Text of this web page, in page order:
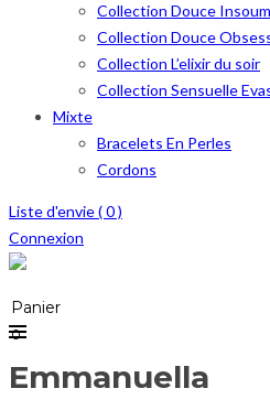
Collection Douce
Collection Douce
Collection L’elixir du soir
Collection Sensuelle
Mixte
Bracelets En Perles
Cordons
Liste d'envie (0)
Connexion
Panier
0
Emmanuella